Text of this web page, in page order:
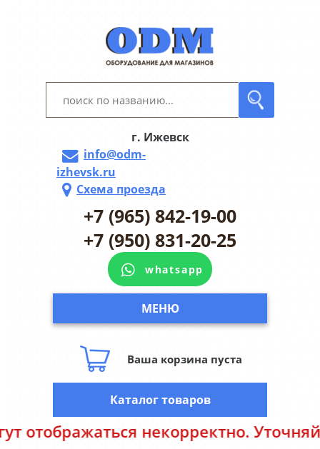
г. Ижевск
info@odm-
izhevsk.ru
Схема проезда
+7 (965) 842-19-00
+7 (950) 831-20-25
whatsapp
МЕНЮ
Ваша корзина пуста
Уточняйте цены у
Каталог товаров